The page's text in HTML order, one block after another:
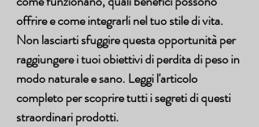
offrire e come integrarli nel tuo stile di vita.
Non lasciarti sfuggire questa opportunità per
raggiungere i tuoi obiettivi di perdita di peso in
modo naturale e sano. Leggi l'articolo
completo per scoprire tutti i segreti di questi
straordinari prodotti.